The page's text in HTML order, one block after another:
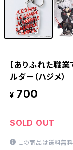
【ありふれた職
ルダー（ハジメ）
¥ 700
SOLD OUT
この商品は送料無